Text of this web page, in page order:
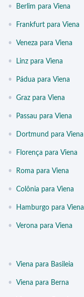
• Berlim para Viena
• Frankfurt para Viena
• Veneza para Viena
• Linz para Viena
• Pádua para Viena
• Graz para Viena
• Passau para Viena
• Dortmund para Viena
• Florença para Viena
• Roma para Viena
• Colônia para Viena
• Hamburgo para Viena
• Verona para Viena
• Viena para Basileia
• Viena para Berna